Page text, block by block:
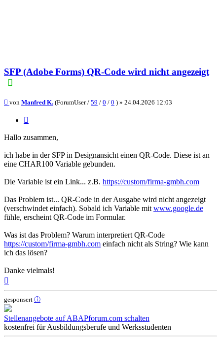
SFP (Adobe Forms) QR-Code wird nicht angezeigt
Beitrag
von Manfred K. (ForumUser / 59 / 0 / 0 ) » 24.04.2026 12:03
Hallo zusammen,
ich habe in der SFP in Designansicht einen QR-Code. Diese ist an
eine CHAR100 Variable gebunden.
Die Variable ist ein Link... z.B. https://custom/firma-gmbh.com
Das Problem ist... QR-Code in der Ausgabe wird nicht angezeigt
(verschwindet einfach). Sobald ich Variable mit www.google.de
fühle, erscheint QR-Code im Formular.
Was ist das Problem? Warum interpretiert QR-Code
https://custom/firma-gmbh.com einfach nicht als String? Wie kann
ich das lösen?
Danke vielmals!
gesponsert ⓘ
Stellenangebote auf ABAPforum.com schalten
kostenfrei für Ausbildungsberufe und Werksstudenten